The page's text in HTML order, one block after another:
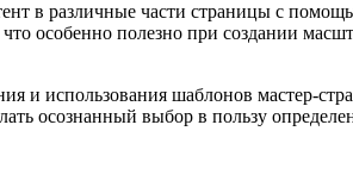
в различные части страницы с
особенно полезно при создании
и использования шаблонов мастер-
осознанный выбор в пользу